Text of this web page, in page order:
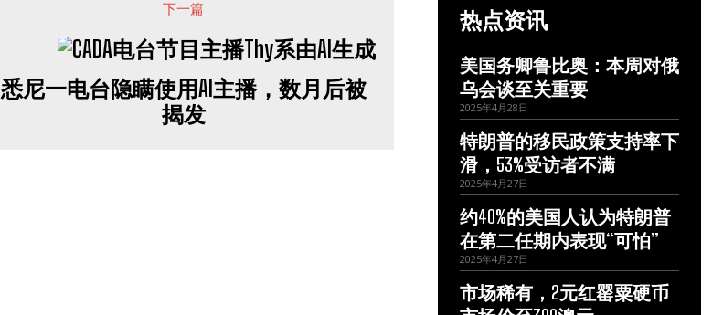
下一篇
悉尼一电台隐瞒使用AI主播，数月后被
揭发
热点资讯
美国务卿鲁比奥：本周对俄
乌会谈至关重要
2025年4月28日
特朗普的移民政策支持率下
滑，53%受访者不满
2025年4月27日
约40%的美国人认为特朗普
在第二任期内表现“可怕”
2025年4月27日
市场稀有，2元红罂粟硬币